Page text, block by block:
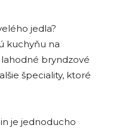
jedla?
kuchyňu na
lahodné bryndzové
špeciality, ktoré
je jednoducho